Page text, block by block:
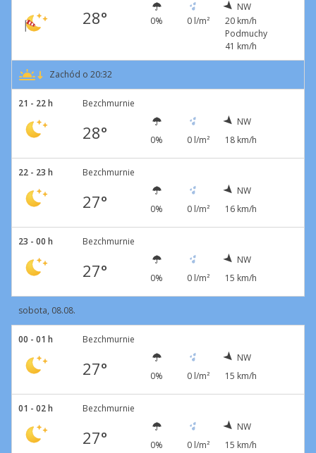
28° 0% 0 l/m²
NW
20 km/h
Podmuchy
41 km/h
Zachód o 20:32
21 - 22 h Bezchmurnie
28° 0% 0 l/m²
NW
18 km/h
22 - 23 h Bezchmurnie
27° 0% 0 l/m²
NW
16 km/h
23 - 00 h Bezchmurnie
27° 0% 0 l/m²
NW
15 km/h
sobota, 08.08.
00 - 01 h Bezchmurnie
27° 0% 0 l/m²
NW
15 km/h
01 - 02 h Bezchmurnie
27° 0% 0 l/m²
NW
15 km/h